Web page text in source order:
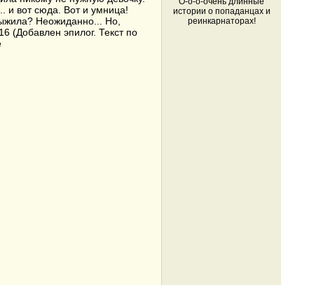
и вот сюда. Вот и умница!
Неожиданно... Но,
(Добавлен эпилог. Текст по
истории о попаданцах и
реинкарнаторах!